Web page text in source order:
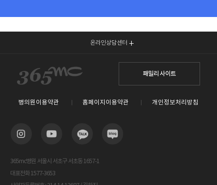
온라인상담센터
패밀리 사이트
병의원이용약관 홈페이지이용약관 개인정보처리방침
365mc병원 서울시 서초구 서초동 1657-1
대표전화 1577-3653